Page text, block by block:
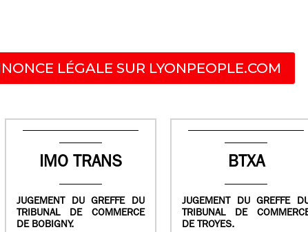
LÉGALE SUR LYONPEOPLE.COM
IMO TRANS
JUGEMENT DU GREFFE DU
TRIBUNAL DE COMMERCE
DE BOBIGNY.
BTXA
JUGEMENT DU GREFFE
TRIBUNAL DE
DE TROYES.